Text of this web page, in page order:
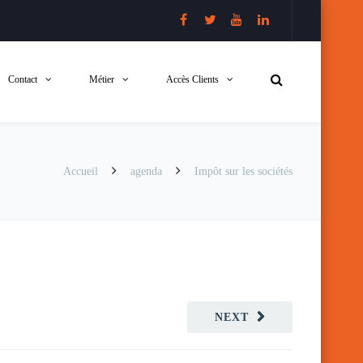
Contact Métier Accès Clients
Accueil agenda Impôt sur les sociétés
NEXT